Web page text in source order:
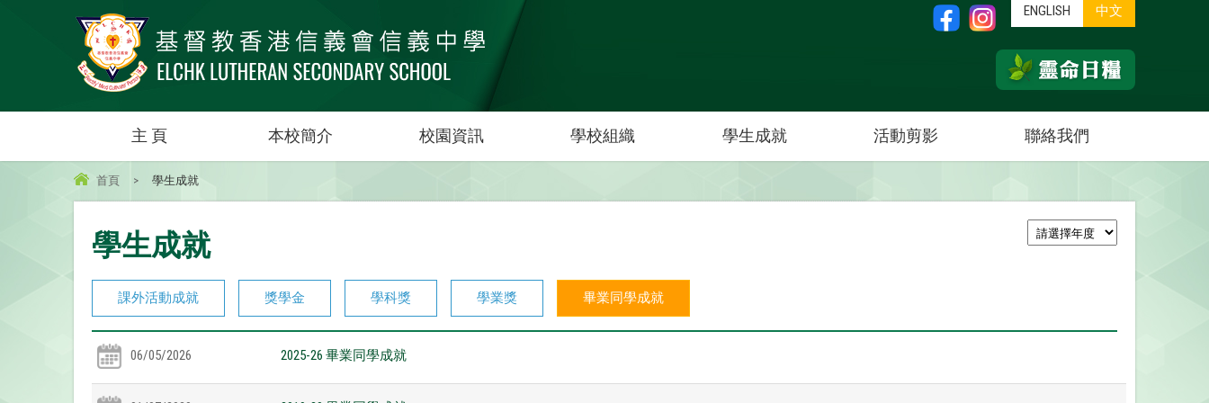
ENGLISH 中文
主 頁 本校簡介 校園資訊 學校組織 學生成就 活動剪影 聯絡我們
首頁 > 學生成就
學生成就
課外活動成就 獎學金 學科獎 學業獎 畢業同學成就
06/05/2026 2025-26 畢業同學成就